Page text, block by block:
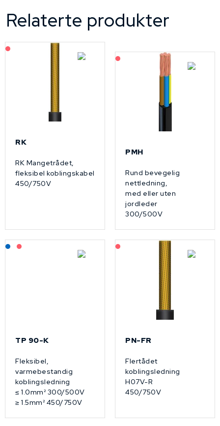
Relaterte produkter
På forespørsel
RK
RK Mangetrådet,
fleksibel koblingskabel
450/750V
På forespørsel
PMH
Rund bevegelig
nettledning,
med eller uten
jordleder
300/500V
Lagerført: NEK Kabel
TP 90-K
Fleksibel,
varmebestandig
koblingsledning
≤ 1.0mm² 300/500V
≥ 1.5mm² 450/750V
På forespørsel
PN-FR
Flertådet
koblingsledning
H07V-R
450/750V